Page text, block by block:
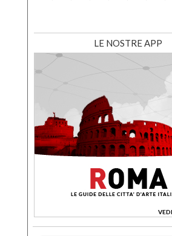
LE NOSTRE APP
>